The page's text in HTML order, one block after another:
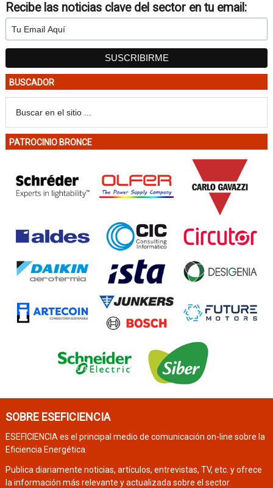
Recibe las noticias clave del sector en tu email:
BUSCADOR
PATROCINIO BRONCE
SOBRE ESEFICIENCIA
ESEFICIENCIA es el principal medio de comunicación on-line sobre la
Eficiencia Energética.
Publica diariamente noticias, artículos, entrevistas, TV, etc. y ofrece
la información más relevante y actualizada sobre el sector.